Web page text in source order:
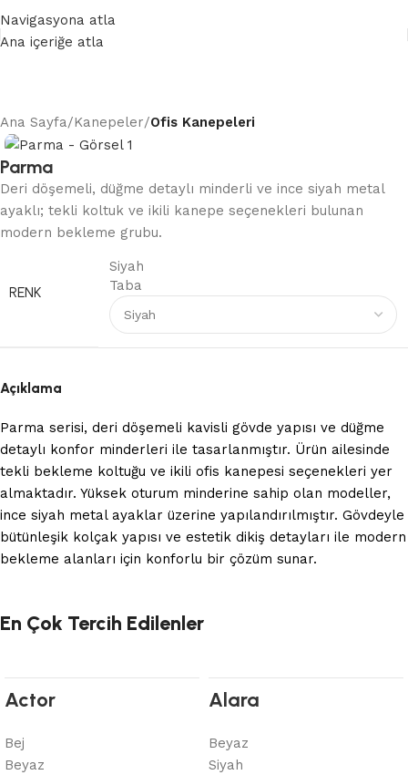
Navigasyona atla
Ana içeriğe atla
Ana Sayfa Kanepeler Ofis Kanepeleri
Parma
Deri döşemeli, düğme detaylı minderli ve ince siyah metal
ayaklı; tekli koltuk ve ikili kanepe seçenekleri bulunan
modern bekleme grubu.
RENK
Siyah
Taba
Açıklama
Parma serisi, deri döşemeli kavisli gövde yapısı ve düğme
detaylı konfor minderleri ile tasarlanmıştır. Ürün ailesinde
tekli bekleme koltuğu ve ikili ofis kanepesi seçenekleri yer
almaktadır. Yüksek oturum minderine sahip olan modeller,
ince siyah metal ayaklar üzerine yapılandırılmıştır. Gövdeyle
bütünleşik kolçak yapısı ve estetik dikiş detayları ile modern
bekleme alanları için konforlu bir çözüm sunar.
En Çok Tercih Edilenler
Actor
Bej
Beyaz
Alara
Beyaz
Siyah